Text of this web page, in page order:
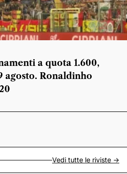
a quota 1.600,
Ronaldinho
Vedi tutte le riviste ->